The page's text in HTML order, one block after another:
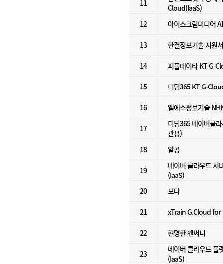
11
Cloud(IaaS)
12
아이스크림미디어
13 한결정보기술 지원
14 피플데이타 KT G-
15 디딤365 KT G-
16 엘에스정보기술
17
디딤365 네이버클
관용)
18
알공
19
네이버 클라우드 서
(IaaS)
20
보다
21 xTrain G.Cloud for
22 현명한 앤써니
23
네이버 클라우드 플
(IaaS)